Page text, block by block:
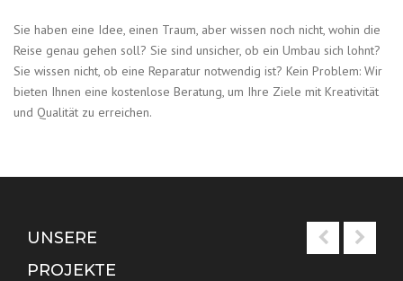
Sie haben eine Idee, einen Traum, aber wissen noch nicht, wohin die
Reise genau gehen soll? Sie sind unsicher, ob ein Umbau sich lohnt?
Sie wissen nicht, ob eine Reparatur notwendig ist? Kein Problem: Wir
bieten Ihnen eine kostenlose Beratung, um Ihre Ziele mit Kreativität
und Qualität zu erreichen.
UNSERE
PROJEKTE